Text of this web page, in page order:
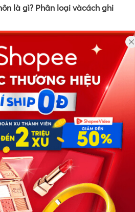
là gì? Phân loại vàcách ghi
Eyeplus Online
Cầu Giấy, Tổ 05, Phường Quan
Giấy, TP Hà Nội, Việt Nam
SĐT: 0981 448 766
hotro@timviec.com.vn
CHÚNG TÔI
cung cấp thông tin liên quan đến
vận hành nhằm giúp
dụng, người đi làm, người tìm việc